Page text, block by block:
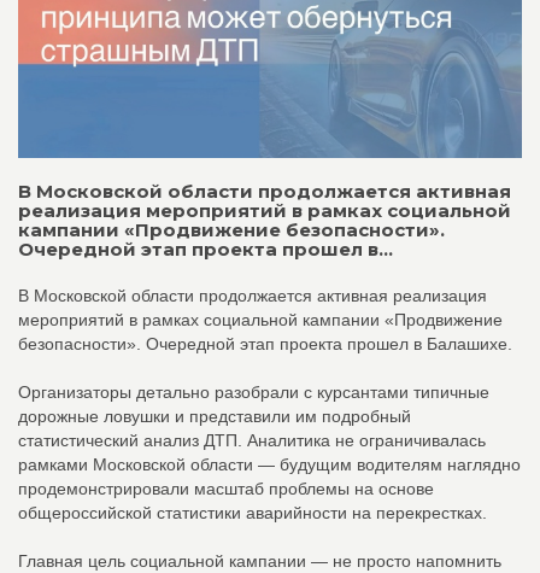
В Московской области продолжается активная
реализация мероприятий в рамках социальной
кампании «Продвижение безопасности».
Очередной этап проекта прошел в...
В Московской области продолжается активная реализация
мероприятий в рамках социальной кампании «Продвижение
безопасности». Очередной этап проекта прошел в Балашихе.
Организаторы детально разобрали с курсантами типичные
дорожные ловушки и представили им подробный
статистический анализ ДТП. Аналитика не ограничивалась
рамками Московской области — будущим водителям наглядно
продемонстрировали масштаб проблемы на основе
общероссийской статистики аварийности на перекрестках.
Главная цель социальной кампании — не просто напомнить